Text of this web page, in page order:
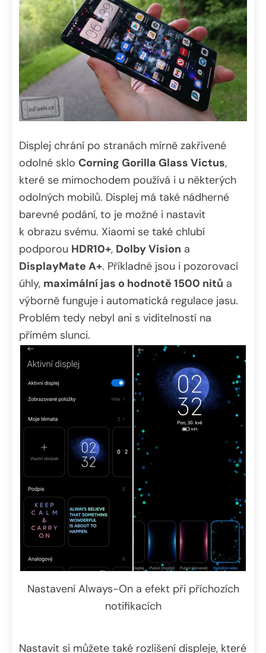
Displej chrání po stranách mírně zakřivené
odolné sklo Corning Gorilla Glass Victus,
které se mimochodem používá i u některých
odolných mobilů. Displej má také nádherné
barevné podání, to je možné i nastavit
k obrazu svému. Xiaomi se také chlubí
podporou HDR10+, Dolby Vision a
DisplayMate A+. Příkladné jsou i pozorovací
úhly, maximální jas o hodnotě 1500 nitů a
výborně funguje i automatická regulace jasu.
Problém tedy nebyl ani s viditelností na
přímém slunci.
Nastavení Always-On a efekt při příchozích
notifikacích
Nastavit si můžete také rozlišení displeje, které